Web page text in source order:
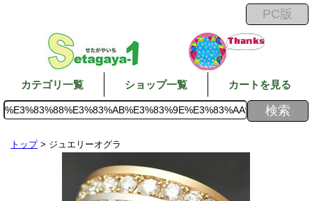
カテゴリ一覧 ショップ一覧 カートを見る
トップ> ジュエリーオグラ